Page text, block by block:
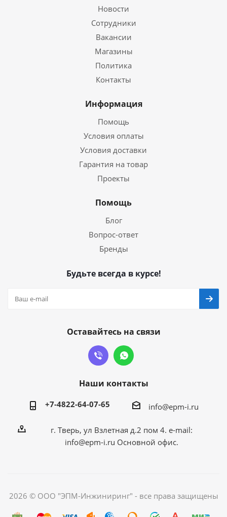
Новости
Сотрудники
Вакансии
Магазины
Политика
Контакты
Информация
Помощь
Условия оплаты
Условия доставки
Гарантия на товар
Проекты
Помощь
Блог
Вопрос-ответ
Бренды
Будьте всегда в курсе!
Оставайтесь на связи
Наши контакты
+7-4822-64-07-65 info@epm-i.ru
г. Тверь, ул Взлетная д.2 пом 4. e-mail:
info@epm-i.ru Основной офис.
2026 © ООО "ЭПМ-Инжиниринг" - все права защищены